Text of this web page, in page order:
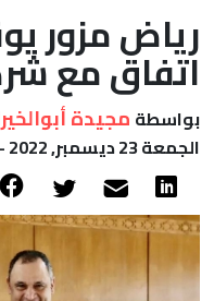
رياض مزور
اتفاق مع
بواسطة مجيدة
الجمعة 23 ديسمبر, 2022 - 21:57